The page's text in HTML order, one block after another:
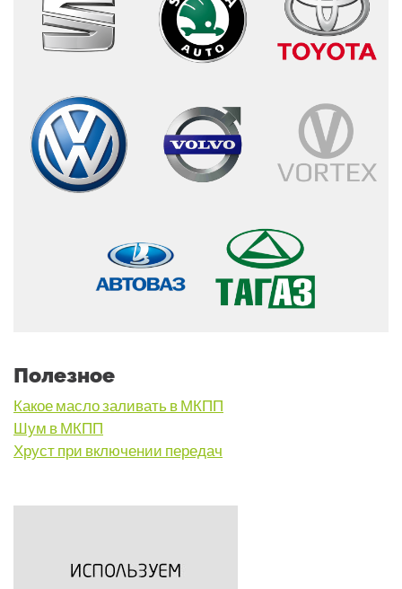
Полезное
Какое масло заливать в МКПП
Шум в МКПП
Хруст при включении передач